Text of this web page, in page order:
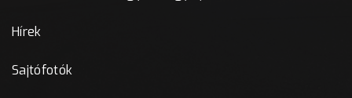
Hírek
Sajtófotók